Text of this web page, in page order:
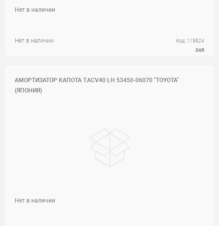
Нет в наличии Код: 119624
DAR
Нет в наличии
АМОРТИЗАТОР КАПОТА T.ACV40 LH 53450-06070 "TOYOTA"
(ЯПОНИЯ)
Нет в наличии